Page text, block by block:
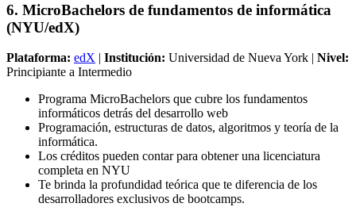
6. MicroBachelors de fundamentos de informática
(NYU/edX)
Plataforma: edX | Institución: Universidad de Nueva York | Nivel:
Principiante a Intermedio
Programa MicroBachelors que cubre los fundamentos
informáticos detrás del desarrollo web
Programación, estructuras de datos, algoritmos y teoría de la
informática.
Los créditos pueden contar para obtener una licenciatura
completa en NYU
Te brinda la profundidad teórica que te diferencia de los
desarrolladores exclusivos de bootcamps.